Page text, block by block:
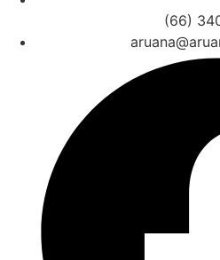
(66)